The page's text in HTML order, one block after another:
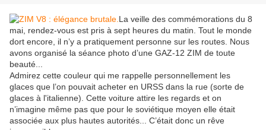
La veille des commémorations du 8
mai, rendez-vous est pris à sept heures du matin. Tout le monde
dort encore, il n’y a pratiquement personne sur les routes. Nous
avons organisé la séance photo d’une GAZ-12 ZIM de toute
beauté...
Admirez cette couleur qui me rappelle personnellement les
glaces que l’on pouvait acheter en URSS dans la rue (sorte de
glaces à l'italienne). Cette voiture attire les regards et on
n’imagine même pas que pour le soviétique moyen elle était
associée aux plus hautes autorités... C’était donc un rêve